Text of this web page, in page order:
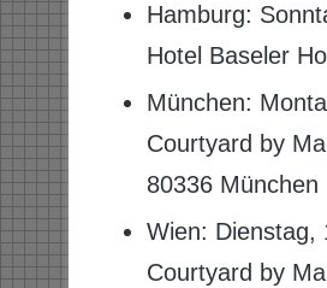
Hamburg:
Hotel Baseler
München:
Courtyard by
80336 München
Wien: Dienstag,
Courtyard by